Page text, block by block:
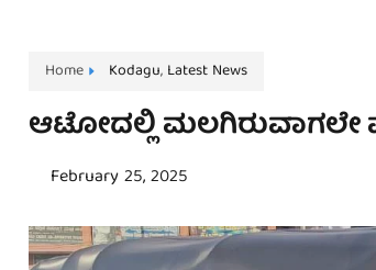
Home Kodagu, Latest News
ಆಟೋದಲ್ಲಿ ಮಲಗಿರುವಾಗಲೇ
February 25, 2025